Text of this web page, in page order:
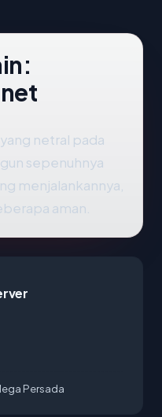
netral pada
sepenuhnya
menjalankannya,
aman.
Persada